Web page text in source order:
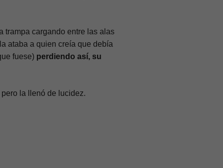
trampa cargando entre las alas
ataba a quien creía que debía
fuese) perdiendo así, su
la llenó de lucidez.